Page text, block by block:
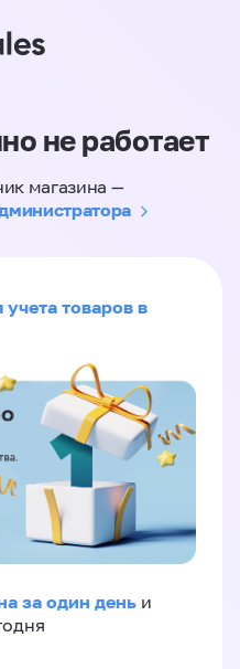
не работает
магазина —
товаров в
за один день и